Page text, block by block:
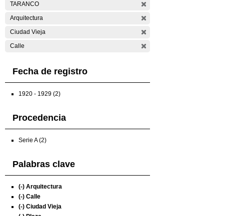
TARANCO
Arquitectura
Ciudad Vieja
Calle
Fecha de registro
1920 - 1929 (2)
Procedencia
Serie A (2)
Palabras clave
(-) Arquitectura
(-) Calle
(-) Ciudad Vieja